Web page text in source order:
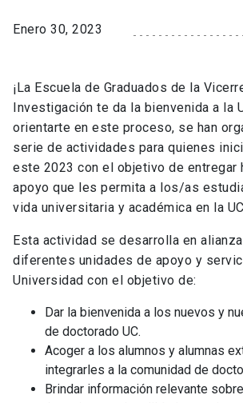
Enero 30, 2023
¡La Escuela de Graduados de la
Investigación te da la bienvenida a la
orientarte en este proceso, se han
serie de actividades para quienes
este 2023 con el objetivo de entregar
apoyo que les permita a los/as
vida universitaria y académica en la
Esta actividad se desarrolla en
diferentes unidades de apoyo y
Universidad con el objetivo de:
Dar la bienvenida a los nuevos y
de doctorado UC.
Acoger a los alumnos y alumnas
integrarles a la comunidad de
Brindar información relevante